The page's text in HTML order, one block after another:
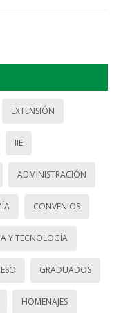
EXTENSIÓN
IIE
ADMINISTRACIÓN
CONVENIOS
Y TECNOLOGÍA
GRADUADOS
HOMENAJES